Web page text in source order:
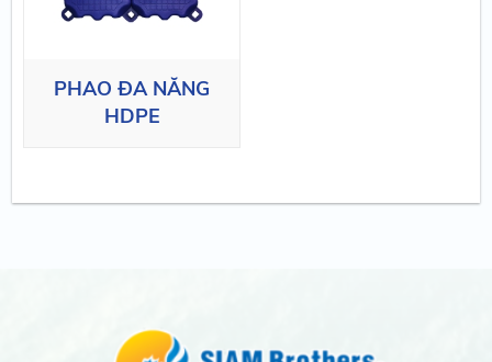
PHAO ĐA NĂNG
HDPE